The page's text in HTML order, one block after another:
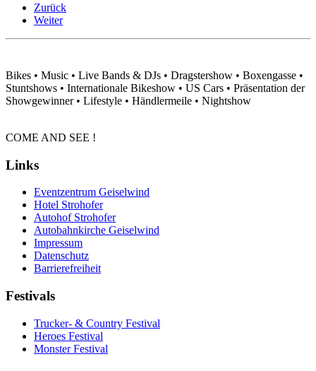
Zurück
Weiter
Bikes • Music • Live Bands & DJs • Dragstershow • Boxengasse •
Stuntshows • Internationale Bikeshow • US Cars • Präsentation der
Showgewinner • Lifestyle • Händlermeile • Nightshow
COME AND SEE !
Links
Eventzentrum Geiselwind
Hotel Strohofer
Autohof Strohofer
Autobahnkirche Geiselwind
Impressum
Datenschutz
Barrierefreiheit
Festivals
Trucker- & Country Festival
Heroes Festival
Monster Festival